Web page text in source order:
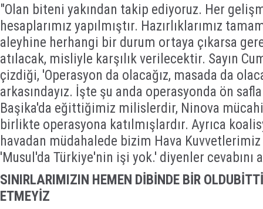
"Olan biteni yakından takip ediyoruz. Her
hesaplarımız yapılmıştır. Hazırlıklarımız
aleyhine herhangi bir durum ortaya çıkarsa
atılacak, misliyle karşılık verilecektir. Sayın
çizdiği, 'Operasyon da olacağız, masada da
arkasındayız. İşte şu anda operasyonda ön
Başika'da eğittiğimiz milislerdir, Ninova
birlikte operasyona katılmışlardır. Ayrıca
havadan müdahalede bizim Hava Kuvvetlerimiz
'Musul'da Türkiye'nin işi yok.' diyenler cevabını
SINIRLARIMIZIN HEMEN DİBİNDE BİR
ETMEYİZ